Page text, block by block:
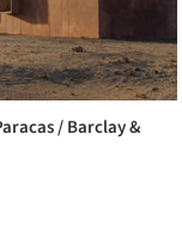
/ Barclay &